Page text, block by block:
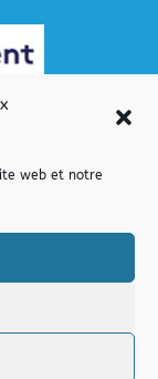
web et notre